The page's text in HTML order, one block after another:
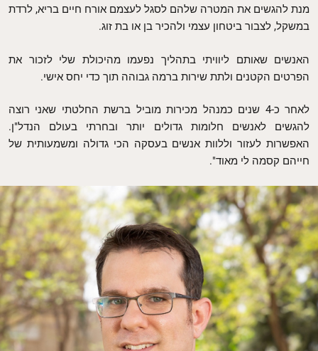
מנת להגשים את המטרה שלהם לסגל לעצמם אורח חיים בריא, לרדת
במשקל, לצבור ביטחון עצמי ולהכיר בן או בת זוג.
האנשים שאותם ליוויתי בתהליך נפעמו מהיכולת שלי לזכור את
הפרטים הקטנים ולתת שירות ברמה גבוהה תוך כדי יחס אישי.
לאחר כ-4 שנים כמנהל מכירות מוביל ברשת החלטתי שאני רוצה
להגשים לאנשים חלומות גדולים יותר ובחרתי בעולם הנדל"ן.
האפשרות לעזור וללוות אנשים בעסקה הכי גדולה ומשמעותית של
חייהם קסמה לי מאוד".